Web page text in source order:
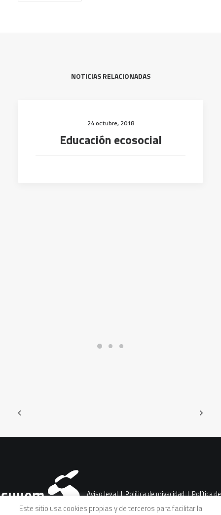
NOTICIAS RELACIONADAS
24 octubre, 2018
Educación ecosocial
Aviso legal|Política de privacidad|Política de
Este sitio usa cookies propias y de terceros para facilitar la